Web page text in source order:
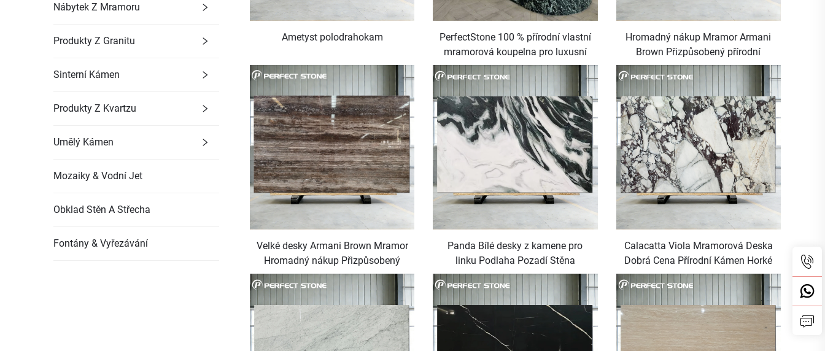
Nábytek Z Mramoru
Produkty Z Granitu
Sinterní Kámen
Produkty Z Kvartzu
Umělý Kámen
Mozaiky & Vodní Jet
Obklad Stěn A Střecha
Fontány & Vyřezávání
Ametyst polodrahokam
PerfectStone 100 % přírodní vlastní
mramorová koupelna pro luxusní
projekt vilového hotelu
Hromadný nákup Mramor Armani
Brown Přizpůsobený přírodní
mramor Velké desky
Velké desky Armani Brown Mramor
Hromadný nákup Přizpůsobený
přírodní mramor
Panda Bílé desky z kamene pro
linku Podlaha Pozadí Stěna
Calacatta Viola Mramorová Deska
Dobrá Cena Přírodní Kámen Horké
Produktu Prodeje